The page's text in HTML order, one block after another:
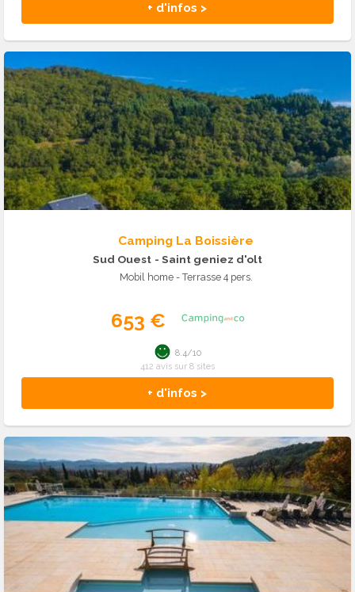
+ d'infos >
Camping La Boissière
Sud Ouest - Saint geniez d'olt
Mobil home - Terrasse 4 pers.
653 €
+ d'infos >
8.4/10
412 avis sur 8 sites